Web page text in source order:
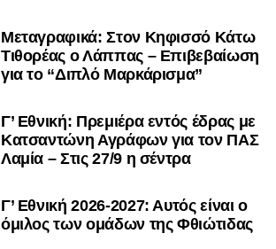
Μεταγραφικά: Στον Κηφισσό Κάτω
Τιθορέας ο Λάππας – Επιβεβαίωση
για το “Διπλό Μαρκάρισμα”
Γ’ Εθνική: Πρεμιέρα εντός έδρας με
Κατσαντώνη Αγράφων για τον ΠΑΣ
Λαμία – Στις 27/9 η σέντρα
Γ’ Εθνική 2026-2027: Αυτός είναι ο
όμιλος των ομάδων της Φθιώτιδας